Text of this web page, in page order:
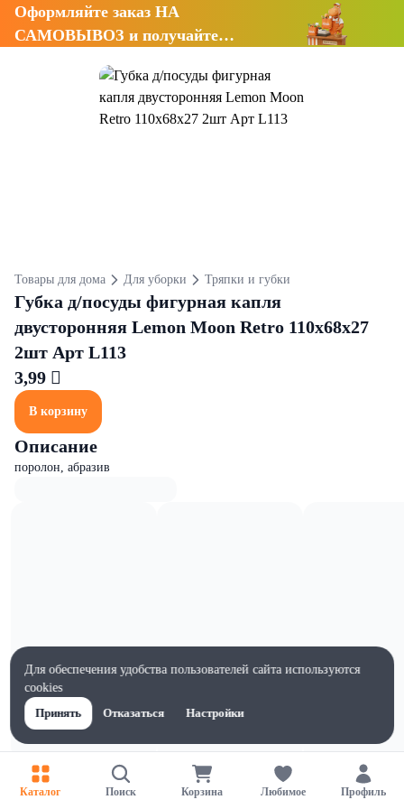
Оформляйте заказ НА
САМОВЫВОЗ и получайте
Товары для дома Для уборки Тряпки и губки
Губка д/посуды фигурная капля
двусторонняя Lemon Moon Retro 110х68х27
2шт Арт L113
3,99 
В корзину
Описание
поролон, абразив
Характеристики
Ширина, мм
Каталог Поиск Корзина Любимое Профиль
Для обеспечения удобства пользователей сайта используются
cookies
Принять
Отказаться Настройки